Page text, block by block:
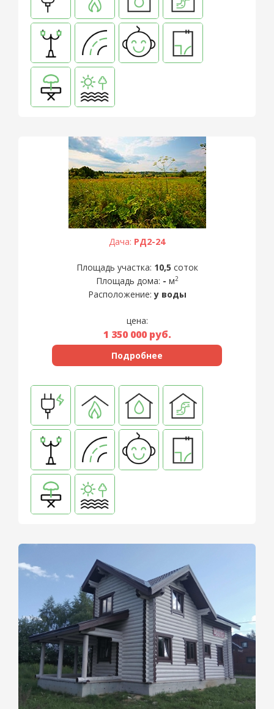
Дача: РД2-24
Площадь участка: 10,5 соток
Площадь дома: - м2
Расположение:у воды
цена:
1 350 000руб.
Подробнее